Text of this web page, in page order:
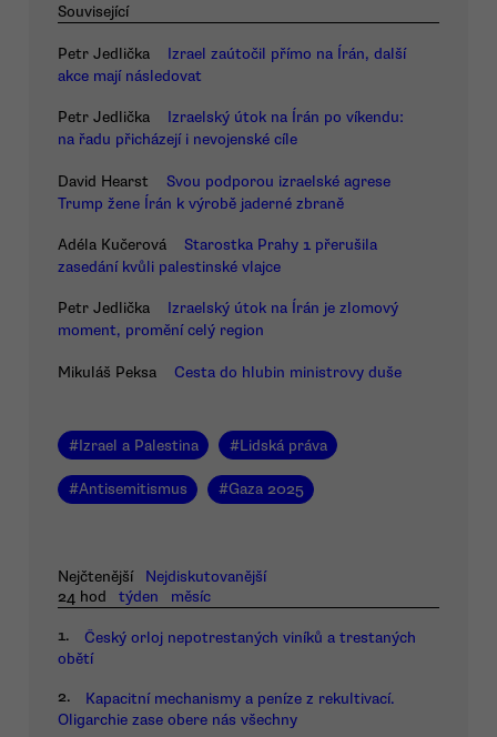
Související
Petr Jedlička
Izrael zaútočil přímo na Írán, další
akce mají následovat
Petr Jedlička
Izraelský útok na Írán po víkendu:
na řadu přicházejí i nevojenské cíle
David Hearst
Svou podporou izraelské agrese
Trump žene Írán k výrobě jaderné zbraně
Adéla Kučerová
Starostka Prahy 1 přerušila
zasedání kvůli palestinské vlajce
Petr Jedlička
Izraelský útok na Írán je zlomový
moment, promění celý region
Mikuláš Peksa Cesta do hlubin ministrovy duše
#Izrael a Palestina #Lidská práva
#Antisemitismus #Gaza 2025
Nejčtenější
Nejdiskutovanější
24 hod
týden měsíc
1.
Český orloj nepotrestaných viníků a trestaných
obětí
2.
Kapacitní mechanismy a peníze z rekultivací.
Oligarchie zase obere nás všechny